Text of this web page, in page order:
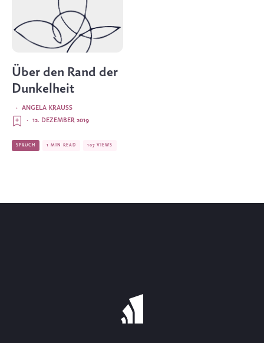
Über den Rand der
Dunkelheit
ANGELA KRAUSS
·
12. DEZEMBER 2019
·
SPRUCH 1 MIN READ 107 VIEWS